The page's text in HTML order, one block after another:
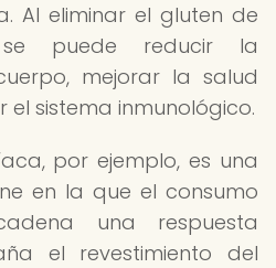
Al eliminar el gluten de
puede reducir la
mejorar la salud
el sistema inmunológico.
por ejemplo, es una
en la que el consumo
una respuesta
el revestimiento del